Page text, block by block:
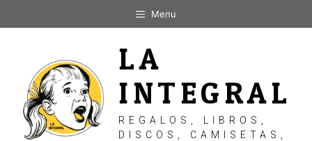
al
Menu
LA
INTEGRAL
REGALOS, LIBROS,
DISCOS, CAMISETAS,